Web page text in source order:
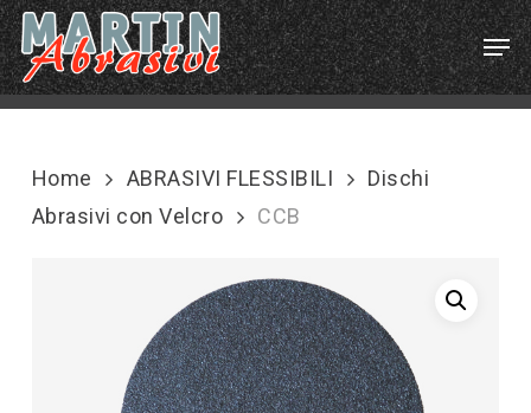
Skip
to
main
content
Home ABRASIVI FLESSIBILI
Dischi
Abrasivi con Velcro
CCB
Menu